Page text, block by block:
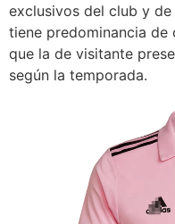
exclusivos del club y
tiene predominancia de
que la de visitante
según la temporada.